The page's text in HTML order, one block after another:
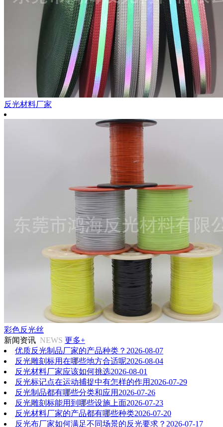
反光材料厂家
彩色反光丝
新闻资讯 NEWS 更多+
优质反光制品厂家的产品种类？ 2026-08-07
反光雕刻标用在哪些地方合适呢2026-08-04
反光材料厂家应该如何挑选2026-08-01
反光标记点在运动捕捉中有怎样的作用 2026-07-29
反光制品都有哪些分类和应用 2026-07-26
反光雕刻标能用到哪些设施上面2026-07-23
反光材料厂家的产品都有哪些种类2026-07-20
反光布厂家如何满足不同场景的反光要求？ 2026-07-17